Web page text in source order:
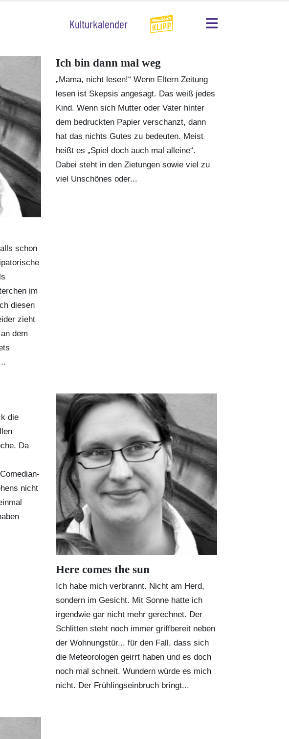
Kulturkalender
schon
im
diesen
zieht
dem
Ich bin dann mal weg
„Mama, nicht lesen!“ Wenn Eltern Zeitung
lesen ist Skepsis angesagt. Das weiß jedes
Kind. Wenn sich Mutter oder Vater hinter
dem bedruckten Papier verschanzt, dann
hat das nichts Gutes zu bedeuten. Meist
heißt es „Spiel doch auch mal alleine“.
Dabei steht in den Zietungen sowie viel zu
viel Unschönes oder...
die
Da
nicht
Here comes the sun
Ich habe mich verbrannt. Nicht am Herd,
sondern im Gesicht. Mit Sonne hatte ich
irgendwie gar nicht mehr gerechnet. Der
Schlitten steht noch immer griffbereit neben
der Wohnungstür... für den Fall, dass sich
die Meteorologen geirrt haben und es doch
noch mal schneit. Wundern würde es mich
nicht. Der Frühlingseinbruch bringt...